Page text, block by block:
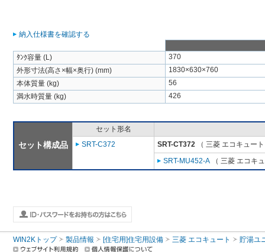
納入仕様書を確認する
ﾀﾝｸ容量 (L)
370
外形寸法(高さ×幅×奥行) (mm)
1830×630×760
本体質量 (kg)
56
満水時質量 (kg)
426
セット構成品
セット形名
SRT-C372
SRT-CT372 （ 三菱 エコキュー
SRT-MU452-A （ 三菱 エコキ
WIN2Kトップ 製品情報 [住宅用]住宅用設備 三菱 エコキュート 貯湯ユ